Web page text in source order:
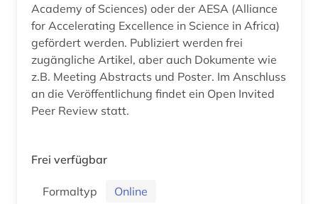
Academy of Sciences) oder der AESA (Alliance
for Accelerating Excellence in Science in Africa)
gefördert werden. Publiziert werden frei
zugängliche Artikel, aber auch Dokumente wie
z.B. Meeting Abstracts und Poster. Im Anschluss
an die Veröffentlichung findet ein Open Invited
Peer Review statt.
Frei verfügbar
Formaltyp
Online